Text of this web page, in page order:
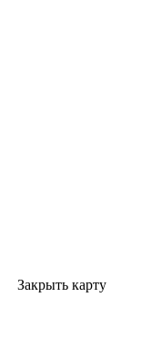
Закрыть карту